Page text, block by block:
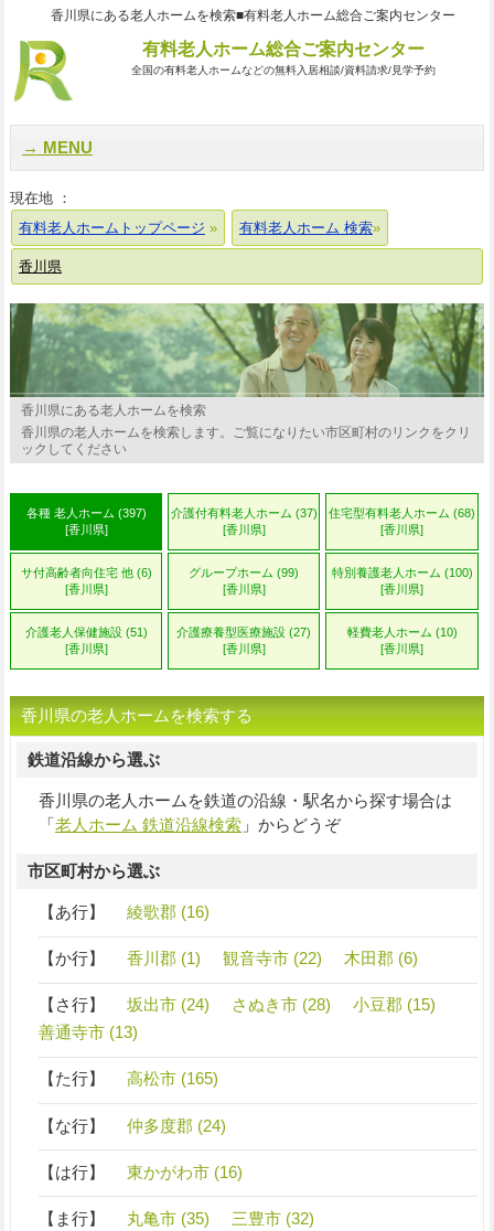
香川県にある老人ホームを検索■有料老人ホーム総合ご案内センター
有料老人ホーム総合ご案内センター
全国の有料老人ホームなどの無料入居相談/資料請求/見学予約
MENU
現在地 ：
有料老人ホームトップページ
有料老人ホーム 検索
香川県
香川県にある老人ホームを検索
香川県の老人ホームを検索します。ご覧になりたい市区町村のリンクをクリ
ックしてください
各種 老人ホーム (397)
[香川県]
介護付有料老人ホーム (37)
[香川県]
住宅型有料老人ホーム (68)
[香川県]
サ付高齢者向住宅 他 (6)
[香川県]
グループホーム (99)
[香川県]
特別養護老人ホーム (100)
[香川県]
介護老人保健施設 (51)
[香川県]
介護療養型医療施設 (27)
[香川県]
軽費老人ホーム (10)
[香川県]
香川県の老人ホームを検索する
鉄道沿線から選ぶ
香川県の老人ホームを鉄道の沿線・駅名から探す場合は
「老人ホーム 鉄道沿線検索」からどうぞ
市区町村から選ぶ
【あ行】 綾歌郡 (16)
【か行】 香川郡 (1) 観音寺市 (22) 木田郡 (6)
【さ行】 坂出市 (24) さぬき市 (28)
小豆郡 (15)
善通寺市 (13)
【た行】 高松市 (165)
【な行】 仲多度郡 (24)
【は行】 東かがわ市 (16)
【ま行】 丸亀市 (35) 三豊市 (32)